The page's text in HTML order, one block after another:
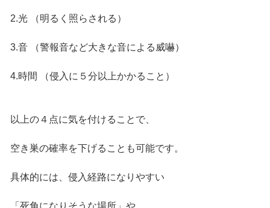
2.光 （明るく照らされる）
3.音 （警報音など大きな音による威嚇）
4.時間 （侵入に５分以上かかること）
以上の４点に気を付けることで、
空き巣の確率を下げることも可能です。
具体的には、侵入経路になりやすい